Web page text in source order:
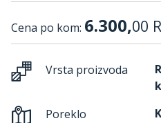
Cena po kom: 6.300,00
Vrsta proizvoda
Poreklo